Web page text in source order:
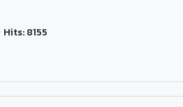
Hits: 8155